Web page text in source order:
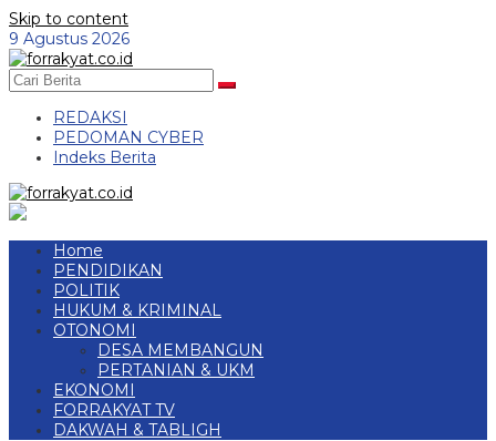
Skip to content
9 Agustus 2026
REDAKSI
PEDOMAN CYBER
Indeks Berita
Home
PENDIDIKAN
POLITIK
HUKUM & KRIMINAL
OTONOMI
DESA MEMBANGUN
PERTANIAN & UKM
EKONOMI
FORRAKYAT TV
DAKWAH & TABLIGH